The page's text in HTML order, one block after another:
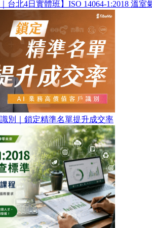
｜台北4日實體班】ISO 14064-1:2018 溫
別｜鎖定精準名單提升成交率